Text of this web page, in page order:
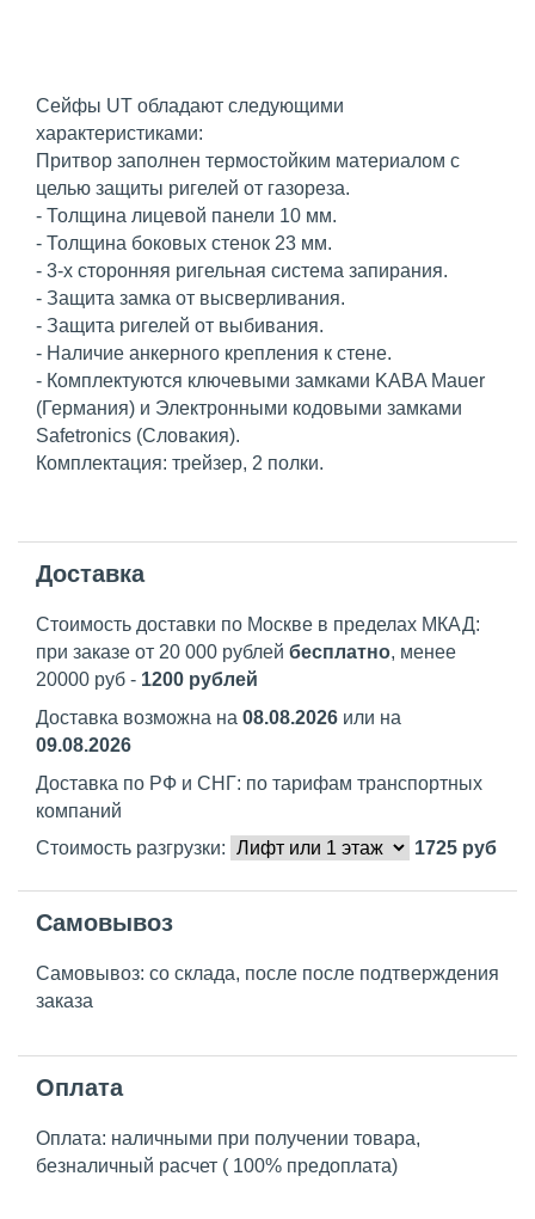
Сейфы UT обладают следующими
характеристиками:
Притвор заполнен термостойким материалом с
целью защиты ригелей от газореза.
- Толщина лицевой панели 10 мм.
- Толщина боковых стенок 23 мм.
- 3-х сторонняя ригельная система запирания.
- Защита замка от высверливания.
- Защита ригелей от выбивания.
- Наличие анкерного крепления к стене.
- Комплектуются ключевыми замками KABA Mauer
(Германия) и Электронными кодовыми замками
Safetronics (Словакия).
Комплектация: трейзер, 2 полки.
Доставка
Стоимость доставки по Москве в пределах МКАД:
при заказе от 20 000 рублей бесплатно, менее
20000 руб - 1200 рублей
Доставка возможна на 08.08.2026 или на
09.08.2026
Доставка по РФ и СНГ: по тарифам транспортных
компаний
Стоимость разгрузки:
1725 руб
Самовывоз
Самовывоз: со склада, после после подтверждения
заказа
Оплата
Оплата: наличными при получении товара,
безналичный расчет ( 100% предоплата)